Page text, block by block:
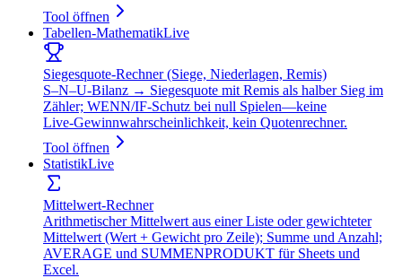
Tool öffnen
Tabellen-MathematikLive
Siegesquote‑Rechner (Siege, Niederlagen, Remis)
S–N–U‑Bilanz → Siegesquote mit Remis als halber Sieg im
Zähler; WENN/IF‑Schutz bei null Spielen—keine
Live‑Gewinnwahrscheinlichkeit, kein Quotenrechner.
Tool öffnen
StatistikLive
Mittelwert‑Rechner
Arithmetischer Mittelwert aus einer Liste oder gewichteter
Mittelwert (Wert + Gewicht pro Zeile); Summe und Anzahl;
AVERAGE und SUMMENPRODUKT für Sheets und
Excel.